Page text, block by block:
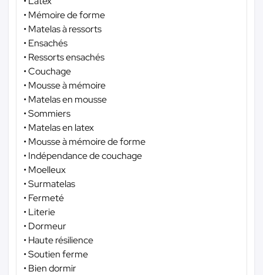
• Mémoire de forme
• Matelas à ressorts
• Ensachés
• Ressorts ensachés
• Couchage
• Mousse à mémoire
• Matelas en mousse
• Sommiers
• Matelas en latex
• Mousse à mémoire de forme
• Indépendance de couchage
• Moelleux
• Surmatelas
• Fermeté
• Literie
• Dormeur
• Haute résilience
• Soutien ferme
• Bien dormir